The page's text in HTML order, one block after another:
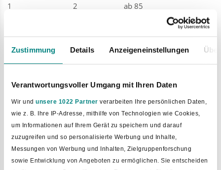
Zustimmung Details Anzeigeneinstellungen
Verantwortungsvoller Umgang mit Ihren Daten
Wir und unsere 1022 Partner verarbeiten Ihre persönlichen Daten,
wie z. B. Ihre IP-Adresse, mithilfe von Technologien wie Cookies,
um Informationen auf Ihrem Gerät zu speichern und darauf
zuzugreifen und so personalisierte Werbung und Inhalte,
Messungen von Werbung und Inhalten, Zielgruppenforschung
sowie Entwicklung von Angeboten zu ermöglichen. Sie entscheiden
1 2 ab 85
zurück zur Auswahl